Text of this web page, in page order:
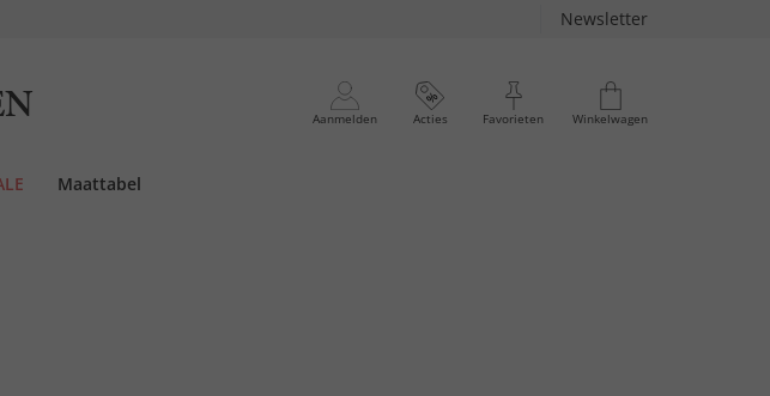
Newsletter
Aanmelden Acties Favorieten Winkelwagen
Maattabel